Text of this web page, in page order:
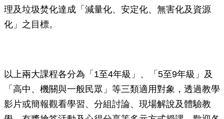
理及垃圾焚化達成「減量化、安定化、無害化及資源
化」之目標。
以上兩大課程各分為「1至4年級」、「5至9年級」及
「高中、機關與一般民眾」等三類適用對象，透過教學
影片或簡報觀看學習、分組討論、現場解說及體驗教